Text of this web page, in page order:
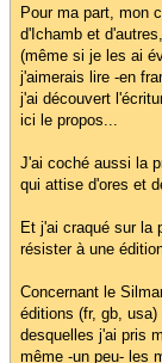
Pour ma part, mon
d'Ichamb et
(même si je les ai
j'aimerais lire -en
j'ai découvert
ici le propos...
J'ai coché aussi la
qui attise d'ores et
Et j'ai craqué sur la
résister à une
Concernant le
éditions (fr, gb,
desquelles j'ai pris
même -un peu- les